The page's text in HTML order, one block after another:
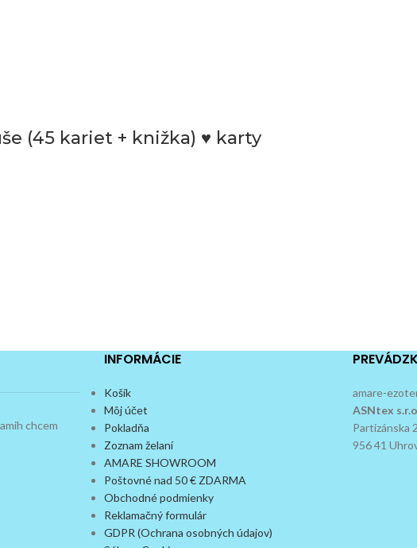
(45 kariet + knižka) ♥ karty
chcem
INFORMÁCIE
Košík
Môj účet
Pokladňa
Zoznam želaní
AMARE SHOWROOM
Poštovné nad 50 € ZDARMA
Obchodné podmienky
Reklamačný formulár
GDPR (Ochrana osobných údajov)
amare-
ASNtex
Partizánska
956 41